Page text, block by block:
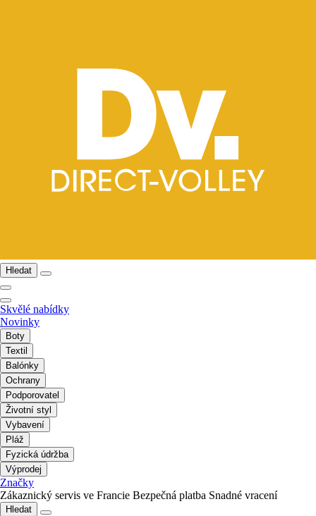
Hledat
Skvělé nabídky
Novinky
Boty
Textil
Balónky
Ochrany
Podporovatel
Životní styl
Vybavení
Pláž
Fyzická údržba
Výprodej
Značky
Zákaznický servis ve Francie Bezpečná platba Snadné vracení
Hledat